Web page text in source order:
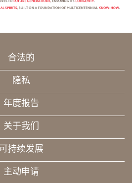
合法的
隐私
年度报告
关于我们
可持续发展
主动申请